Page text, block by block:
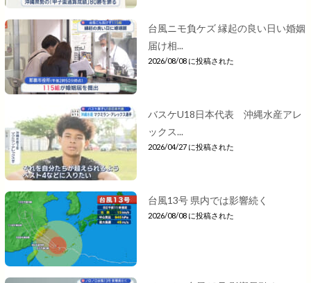
台風ニモ負ケズ 縁起の良い日い婚姻
届け相...
2026/08/08 に投稿された
バスケU18日本代表 沖縄水産アレ
ックス...
2026/04/27 に投稿された
台風13号 県内では影響続く
2026/08/08 に投稿された